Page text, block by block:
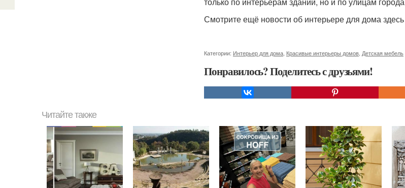
Смотрите ещё новости об интерьере для дома здесь
Категории: Интерьер для дома Красивые интерьеры домов Детская мебель
Понравилось? Поделитесь с друзьями!
Читайте также